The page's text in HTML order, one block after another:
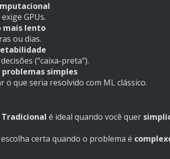
GPUs.
mais lento
ou dias.
(“caixa-preta”).
simples
o que seria resolvido com ML clássico.
é ideal quando você quer
certa quando o problema é